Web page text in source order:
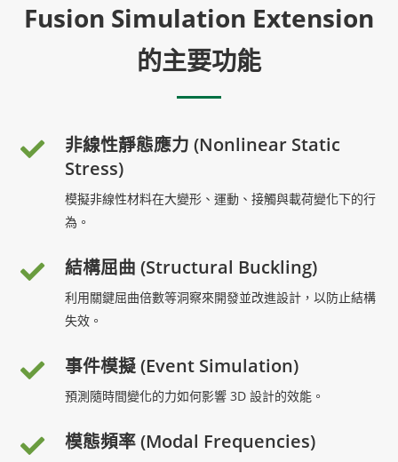
Fusion Simulation Extension
的主要功能
非線性靜態應力 (Nonlinear Static
Stress)
模擬非線性材料在大變形、運動、接觸與載荷變化下的行
為。
結構屈曲 (Structural Buckling)
利用關鍵屈曲倍數等洞察來開發並改進設計，以防止結構
失效。
事件模擬 (Event Simulation)
預測隨時間變化的力如何影響 3D 設計的效能。
模態頻率 (Modal Frequencies)